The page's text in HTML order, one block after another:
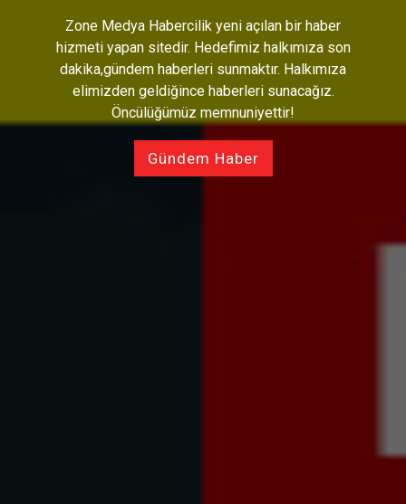
Zone Medya Habercilik yeni açılan bir haber
hizmeti yapan sitedir. Hedefimiz halkımıza son
dakika,gündem haberleri sunmaktır. Halkımıza
elimizden geldiğince haberleri sunacağız.
Öncülüğümüz memnuniyettir!
Gündem Haber